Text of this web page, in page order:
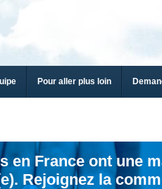
Pour aller plus loin
en France ont une
Rejoignez la